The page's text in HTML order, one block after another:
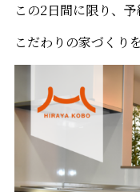
この2日間に限り、予
こだわりの家づくり